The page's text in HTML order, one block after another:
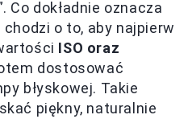
Co dokładnie oznacza
o to, aby najpierw
ISO oraz
dostosować
błyskowej. Takie
piękny, naturalnie